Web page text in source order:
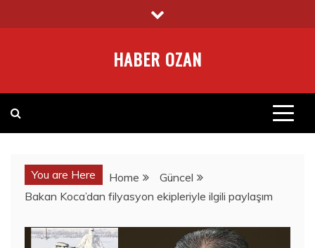
to
HABER OZAN
You are Here Home
Güncel
Bakan Koca’dan filyasyon ekipleriyle ilgili paylaşım